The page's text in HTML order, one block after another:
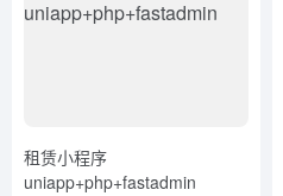
租赁小程序
uniapp+php+fastadmin